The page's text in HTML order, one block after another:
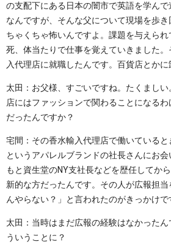
の支配下にある日本の闇市で英語を学ん
なんですが、そんな父について現場を歩
ちゃくちゃ怖いんですよ。課題を与えら
死、体当たりで仕事を覚えていきました
入代理店に就職したんです。百貨店とかに
太田：お父様、すごいですね。たくまし
店にはファッションで関わることになる
だったんですか？
宅間：その香水輸入代理店で働いている
というアパレルブランドの社長さんにお
もと資生堂のNY支社長などを歴任してか
新的な方だったんです。その人が広報担
んやらない？」と言われたのがきっかけで
太田：当時はまだ広報の経験はなかった
ういうことに？